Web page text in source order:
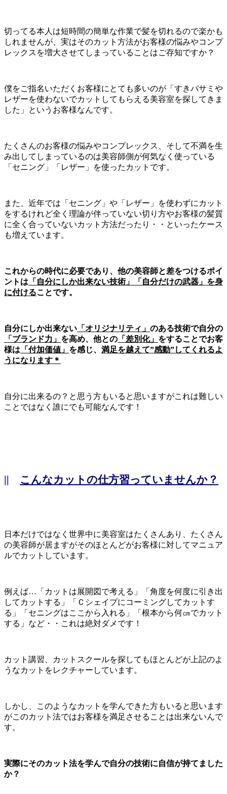
切ってる本人は短時間の簡単な作業で髪を切れるので楽かも
しれませんが、実はそのカット方法がお客様の悩みやコンプ
レックスを増大させてしまっていることはご存知ですか？
僕をご指名いただくお客様にとても多いのが「すきバサミや
レザーを使わないでカットしてもらえる美容室を探してきま
した」というお客様なんです。
たくさんのお客様の悩みやコンプレックス、そして不満を生
み出してしまっているのは美容師側が何気なく使っている
「セニング」「レザー」を使ったカットです。
また、近年では「セニング」や「レザー」を使わずにカット
をするけれど全く理論が伴っていない切り方やお客様の髪質
に全く合っていないカット方法だったり・・といったケース
も増えています。
これからの時代に必要であり、他の美容師と差をつけるポイ
ントは 「自分にしか出来ない技術」「自分だけの武器」を身
に付けることです。
自分にしか出来ない 「オリジナリティ」 のある技術で自分の
「ブランド力」 を高め、他との 「差別化」 をすることでお客
様は 「付加価値」 を感じ、 満足を越えて”感動”してくれるよ
うになります＊
自分に出来るの？と思う方もいると思いますがこれは難しい
ことではなく誰にでも可能なんです！
|| こんなカットの仕方習っていませんか？
日本だけではなく世界中に美容室はたくさんあり、たくさん
の美容師が居ますがそのほとんどがお客様に対してマニュア
ルでカットしています。
例えば…「カットは展開図で考える」「角度を何度に引き出
してカットする」「Ｃシェイプにコーミングしてカットす
る」「セニングはここから入れる」「根本から何㎝でカット
する」など・・これは絶対ダメです！
カット講習、カットスクールを探してもほとんどが上記のよ
うなカットをレクチャーしています。
しかし、このようなカットを学んできた方もいると思います
がこのカット法ではお客様を満足させることは出来ないんで
す。
実際にそのカット法を学んで自分の技術に自信が持てました
か？